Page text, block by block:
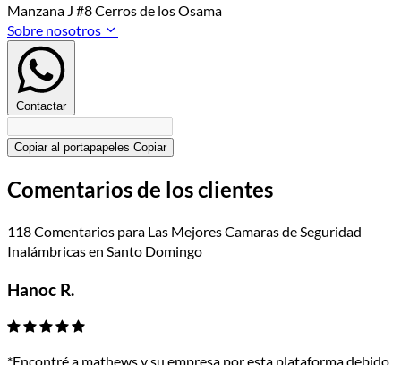
Manzana J #8 Cerros de los Osama
Sobre nosotros
Contactar
Copiar al portapapeles Copiar
Comentarios de los clientes
118 Comentarios para Las Mejores Camaras de Seguridad
Inalámbricas en Santo Domingo
Hanoc R.
*Encontré a mathews y su empresa por esta plataforma debido